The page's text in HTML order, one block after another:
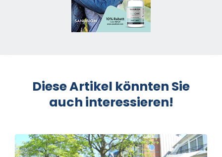
Diese Artikel könnten Sie
auch interessieren!